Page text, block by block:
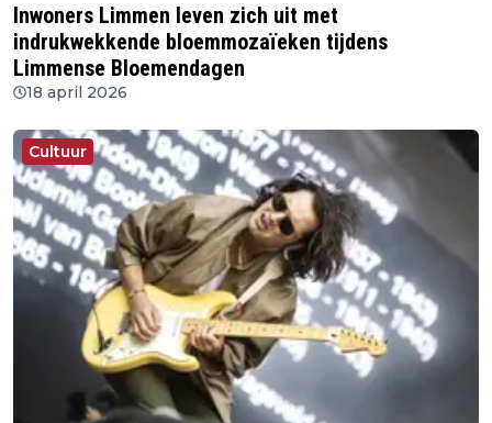
Inwoners Limmen leven zich uit met
indrukwekkende bloemmozaïeken tijdens
Limmense Bloemendagen
18 april 2026
Cultuur